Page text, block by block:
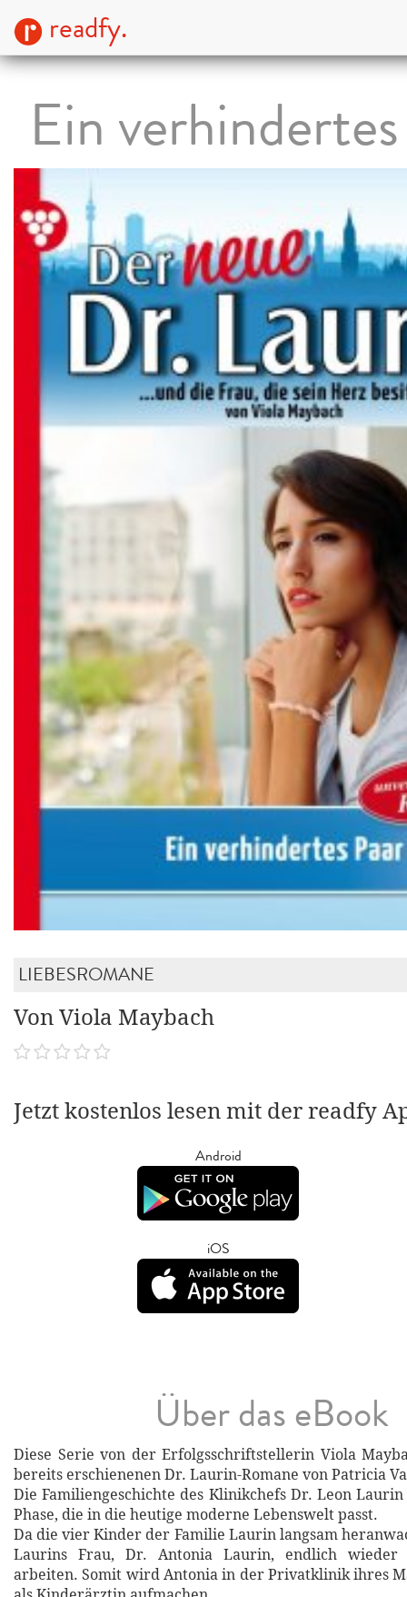
readfy.
Ein
LIEBESROMANE
Von Viola Maybach
Jetzt kostenlos lesen mit der readfy
Android
iOS
Über das eBook
Diese Serie von der Erfolgsschriftstellerin Viola
bereits erschienenen Dr. Laurin-Romane von Patricia
Die Familiengeschichte des Klinikchefs Dr. Leon
Phase, die in die heutige moderne Lebenswelt passt.
Da die vier Kinder der Familie Laurin langsam
Laurins Frau, Dr. Antonia Laurin, endlich wieder
arbeiten. Somit wird Antonia in der Privatklinik ihres